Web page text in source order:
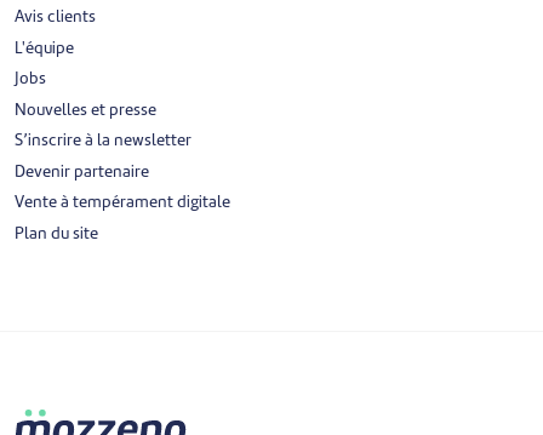
Avis clients
L'équipe
Jobs
Nouvelles et presse
S’inscrire à la newsletter
Devenir partenaire
Vente à tempérament digitale
Plan du site